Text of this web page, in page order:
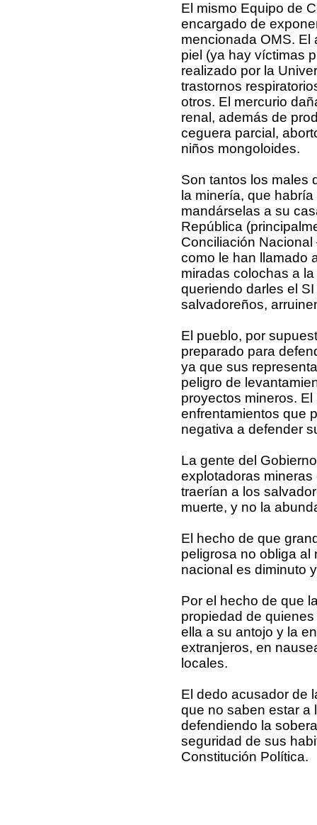
El mismo Equipo de
encargado de
mencionada OMS. El
piel (ya hay víctimas
realizado por la
trastornos
otros. El mercurio
renal, además de
ceguera parcial,
niños mongoloides.
Son tantos los males
la minería, que
mandárselas a su
República
Conciliación
como le han llamado
miradas colochas a
queriendo darles el
salvadoreños,
El pueblo, por
preparado para
ya que sus
peligro de
proyectos mineros.
enfrentamientos que
negativa a defender
La gente del
explotadoras
traerían a los
muerte, y no la
El hecho de que
peligrosa no obliga al
nacional es diminuto
Por el hecho de que
propiedad de
ella a su antojo y la
extranjeros, en
locales.
El dedo acusador de
que no saben estar a
defendiendo la
seguridad de sus
Constitución Política.